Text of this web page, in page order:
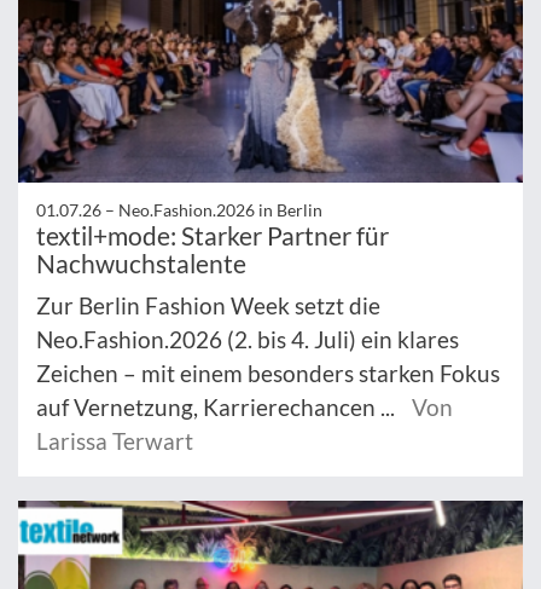
01.07.26 – Neo.Fashion.2026 in Berlin
textil+mode: Starker Partner für
Nachwuchstalente
Zur Berlin Fashion Week setzt die
Neo.Fashion.2026 (2. bis 4. Juli) ein klares
Zeichen – mit einem besonders starken Fokus
auf Vernetzung, Karrierechancen ...
Von
Larissa Terwart